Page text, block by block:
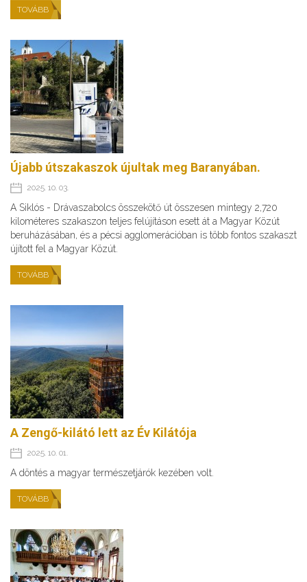
TOVÁBB
Újabb útszakaszok újultak meg Baranyában.
2025. 10. 03.
A Siklós - Drávaszabolcs összekötő út összesen mintegy 2,720
kilométeres szakaszon teljes felújításon esett át a Magyar Közút
beruházásában, és a pécsi agglomerációban is több fontos szakaszt
újított fel a Magyar Közút.
TOVÁBB
A Zengő-kilátó lett az Év Kilátója
2025. 10. 01.
A döntés a magyar természetjárók kezében volt.
TOVÁBB